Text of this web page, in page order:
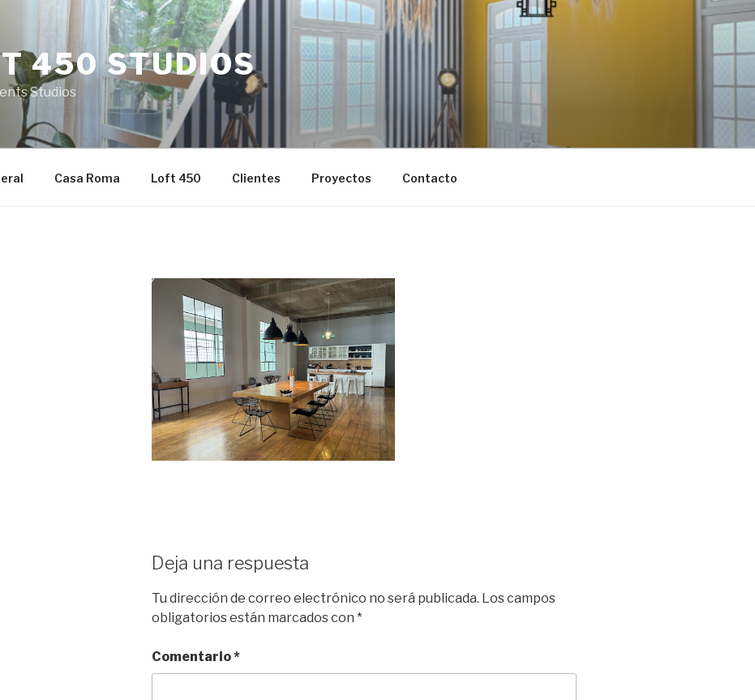
450 STUDIOS
Studios
Casa Roma Loft 450 Clientes Proyectos Contacto
Deja una respuesta
Tu dirección de correo electrónico no será publicada. Los campos
obligatorios están marcados con *
Comentario*